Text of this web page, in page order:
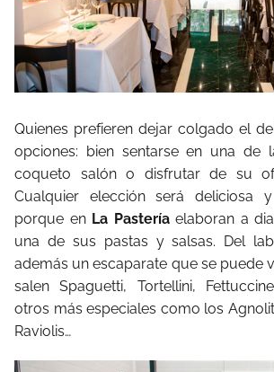
Quienes prefieren dejar colgado el
opciones: bien sentarse en una de
coqueto salón o disfrutar de su
Cualquier elección será deliciosa y
porque en La Pasteríaelaboran a
una de sus pastas y salsas. Del
además un escaparate que se puede
salen Spaguetti, Tortellini,
otros más especiales como los
Raviolis…